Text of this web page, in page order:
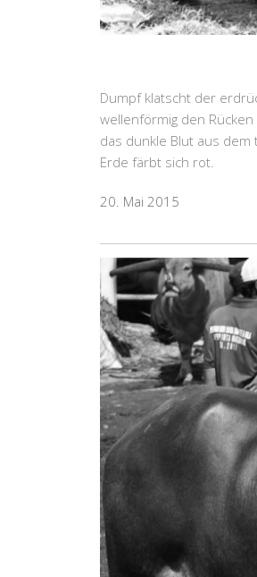
Dumpf klatscht der
wellenförmig den
das dunkle Blut aus dem
Erde färbt sich rot.
20. Mai 2015